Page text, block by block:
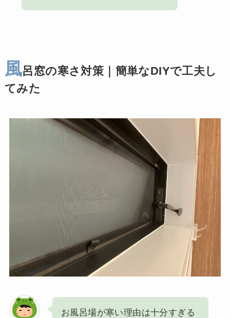
風呂窓の寒さ対策｜簡単なDIYで工夫し
てみた
お風呂場が寒い理由は十分すぎる